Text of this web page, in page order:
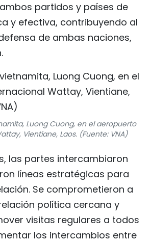
partidos y países de
y efectiva, contribuyendo al
de ambas naciones,
Luong Cuong, en el aeropuerto
Vientiane, Laos. (Fuente: VNA)
las partes intercambiaron
líneas estratégicas para
Se comprometieron a
política cercana y
visitas regulares a todos
los intercambios entre